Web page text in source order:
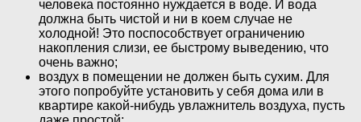
человека постоянно нуждается в воде. И вода
должна быть чистой и ни в коем случае не
холодной! Это поспособствует ограничению
накопления слизи, ее быстрому выведению, что
очень важно;
воздух в помещении не должен быть сухим. Для
этого попробуйте установить у себя дома или в
квартире какой-нибудь увлажнитель воздуха, пусть